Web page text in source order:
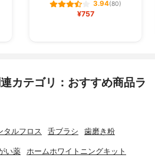
3.94(80)
¥757
カテゴリ：おすすめ商品ラ
タルフロス 舌ブラシ 歯磨き粉
い薬 ホームホワイトニングキット